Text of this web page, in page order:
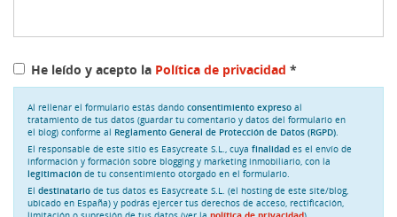
He leído y acepto la Política de privacidad *
Al rellenar el formulario estás dando consentimiento expreso al
tratamiento de tus datos (guardar tu comentario y datos del formulario en
el blog) conforme al Reglamento General de Protección de Datos (RGPD).
El responsable de este sitio es Easycreate S.L., cuya finalidad es el envío de
información y formación sobre blogging y marketing inmobiliario, con la
legitimación de tu consentimiento otorgado en el formulario.
El destinatario de tus datos es Easycreate S.L. (el hosting de este site/blog,
ubicado en España) y podrás ejercer tus derechos de acceso, rectificación,